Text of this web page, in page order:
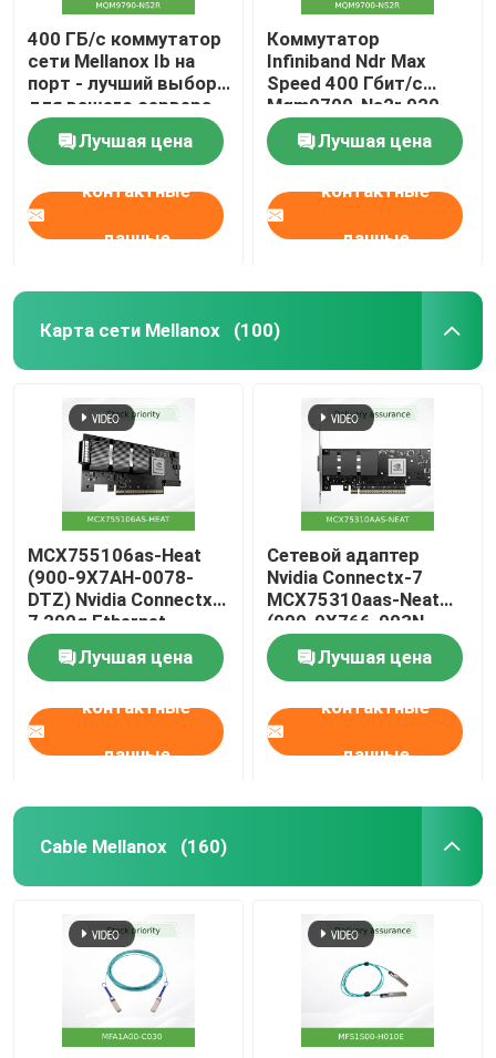
400 ГБ/с коммутатор
сети Mellanox Ib на
порт - лучший выбор
для вашего сервера.
В наличии MQM9790-
NS2R(920-9B210-
00RN-0D0)
Управляемые
коммутаторы
Лучшая цена
контактные
данные
Коммутатор
Infiniband Ndr Max
Speed 400 Гбит/с
Mqm9700-Ns2r 920-
9B210-00RN-0M2
Идеально подходит
для требований
заказчика от Nvidia
Qm9700 1U
Лучшая цена
контактные
данные
Карта сети Mellanox (100)
MCX755106as-Heat
(900-9X7AH-0078-
DTZ) Nvidia Connectx-
7 200g Ethernet
адаптер с двумя
портамиЛучшая цена
контактные
данные
Сетевой адаптер
Nvidia Connectx-7
MCX75310aas-Neat
(900-9X766-003N-
SQ0) Однопортовый
OSFP Infiniband: NDR
400 Гбит/с (скорость
по умолчанию)
Ethernet: 400 Гбит/с
Лучшая цена
контактные
данные
Cable Mellanox (160)